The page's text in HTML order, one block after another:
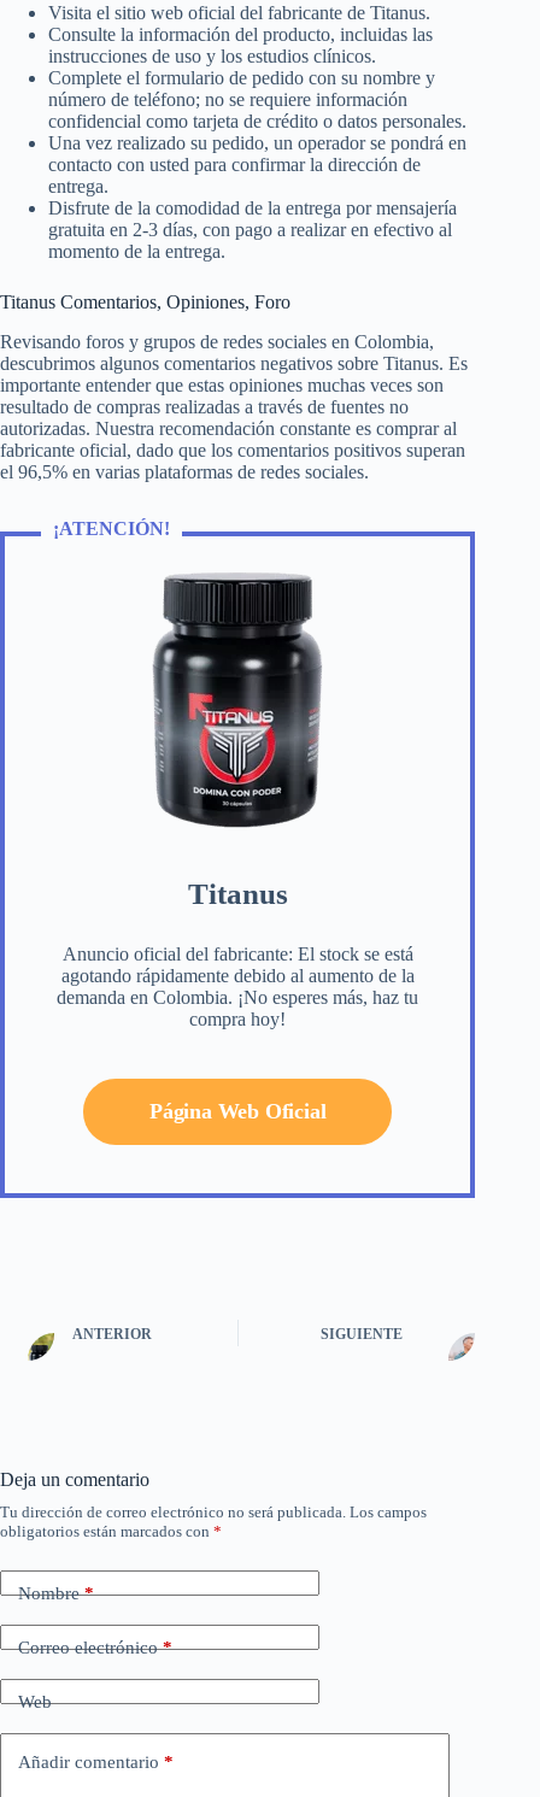
Visita el sitio web oficial del fabricante de Titanus.
Consulte la información del producto, incluidas las
instrucciones de uso y los estudios clínicos.
Complete el formulario de pedido con su nombre y
número de teléfono; no se requiere información
confidencial como tarjeta de crédito o datos personales.
Una vez realizado su pedido, un operador se pondrá en
contacto con usted para confirmar la dirección de
entrega.
Disfrute de la comodidad de la entrega por mensajería
gratuita en 2-3 días, con pago a realizar en efectivo al
momento de la entrega.
Titanus Comentarios, Opiniones, Foro
Revisando foros y grupos de redes sociales en Colombia,
descubrimos algunos comentarios negativos sobre Titanus. Es
importante entender que estas opiniones muchas veces son
resultado de compras realizadas a través de fuentes no
autorizadas. Nuestra recomendación constante es comprar al
fabricante oficial, dado que los comentarios positivos superan
el 96,5% en varias plataformas de redes sociales.
¡ATENCIÓN!
Titanus
Anuncio oficial del fabricante: El stock se está
agotando rápidamente debido al aumento de la
demanda en Colombia. ¡No esperes más, haz tu
compra hoy!
Página Web Oficial
ANTERIOR SIGUIENTE
Deja un comentario
Tu dirección de correo electrónico no será publicada. Los campos
obligatorios están marcados con *
Nombre*
Correo electrónico*
Web
Añadir comentario *